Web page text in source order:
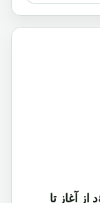
آغاز تا